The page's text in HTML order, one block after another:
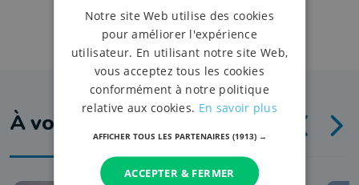
À voir aussi
Notre site Web utilise des cookies
pour améliorer l'expérience
utilisateur. En utilisant notre site Web,
vous acceptez tous les cookies
conformément à notre politique
relative aux cookies. En savoir plus
AFFICHER TOUS LES PARTENAIRES (1913) →
ACCEPTER & FERMER